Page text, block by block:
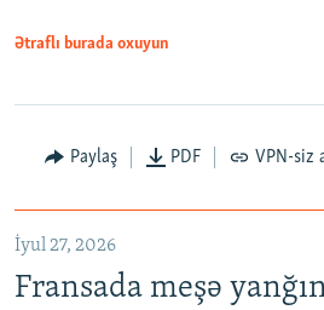
Ətraflı burada oxuyun
Paylaş PDF VPN-siz
İyul 27, 2026
Fransada meşə